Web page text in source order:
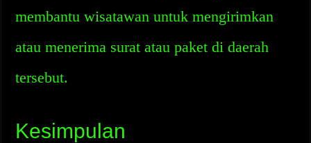
membantu wisatawan untuk mengirimkan
atau menerima surat atau paket di daerah
tersebut.
Kesimpulan